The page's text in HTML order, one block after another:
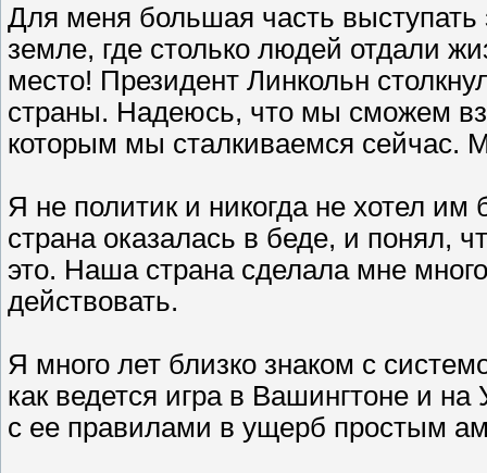
Для меня большая часть выступать
земле, где столько людей отдали
место! Президент Линкольн
страны. Надеюсь, что мы сможем
которым мы сталкиваемся сейчас.
Я не политик и никогда не хотел
страна оказалась в беде, и понял,
это. Наша страна сделала мне
действовать.
Я много лет близко знаком с
как ведется игра в Вашингтоне и
с ее правилами в ущерб простым